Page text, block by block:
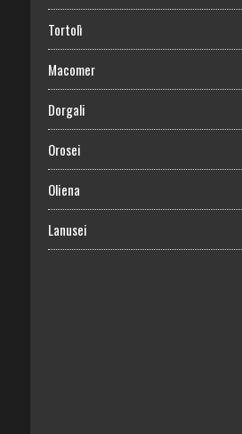
Tortolì
Macomer
Dorgali
Orosei
Oliena
Lanusei